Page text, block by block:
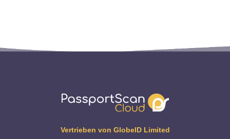
Vertrieben von GlobeID Limited